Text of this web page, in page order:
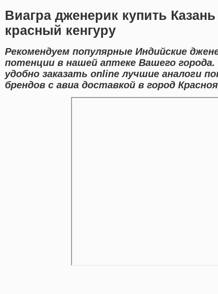
Виагра дженерик купить
красный кенгуру
Рекомендуем популярные Индийские
потенции в нашей аптеке Вашего
удобно заказать online лучшие аналоги
брендов с авиа доставкой в город